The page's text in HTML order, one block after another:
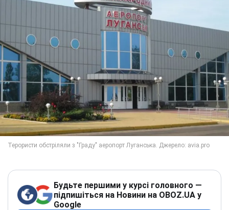
Будьте першими у курсі головного —
підпишіться на Новини на OBOZ.UA у
Google